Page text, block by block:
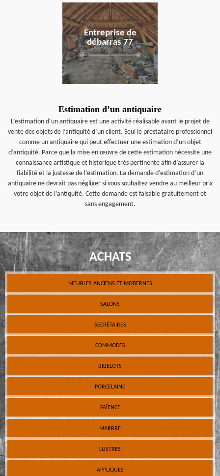
Entreprise de
débarras 77
en savoir plus
Estimation d’un antiquaire
L’estimation d’un antiquaire est une activité réalisable avant le projet de
vente des objets de l’antiquité d’un client. Seul le prestataire professionnel
comme un antiquaire qui peut effectuer une estimation d’un objet
d’antiquité. Parce que la mise en œuvre de cette estimation nécessite une
connaissance artistique et historique très pertinente afin d’assurer la
fiabilité et la justesse de l’estimation. La demande d’estimation d’un
antiquaire ne devrait pas négliger si vous souhaitez vendre au meilleur prix
votre objet de l’antiquité. Cette demande est faisable gratuitement et
sans engagement.
ACHATS
MEUBLES ANCIENS ET MODERNES
SALONS
SECRÉTAIRES
COMMODES
BIBELOTS
PORCELAINE
FAÏENCE
MARBRE
LUSTRES
APPLIQUES